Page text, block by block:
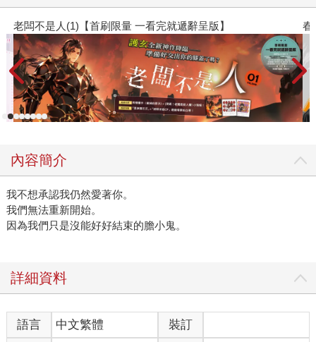
版】 春光ｘ奇幻基地｜全書系展
內容簡介
我不想承認我仍然愛著你。
我們無法重新開始。
因為我們只是沒能好好結束的膽小鬼。
詳細資料
語言 中文繁體
裝訂